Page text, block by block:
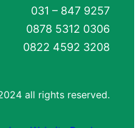
031 – 847 9257
0878 5312 0306
0822 4592 3208
all rights reserved.